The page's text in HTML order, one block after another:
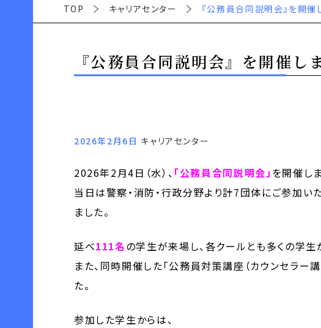
TOP キャリアセンター 『公務員合同説明会』を開催
『公務員合同説明会』を開催し
2026年2月6日 キャリアセンター
2026年2月4日（水）、 「公務員合同説明会」 を開催し
当日は警察・消防・行政分野より計7団体にご参加
ました。
延べ111名の学生が来場し、各クールとも多くの学
また、同時開催した「公務員対策講座（カウンセラー
た。
参加した学生からは、